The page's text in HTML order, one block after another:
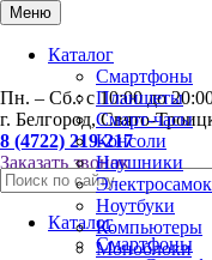
Меню
Каталог
Смартфоны
Планшеты
Смарт-часы
Консоли
Наушники
Ноутбуки
Компьютеры
Моноблоки
0
Пн. – Сб.: с 10:00 до
г. Белгород, Свято-
8 (4722) 219-217
Заказать звонок
Каталог
Смартфоны